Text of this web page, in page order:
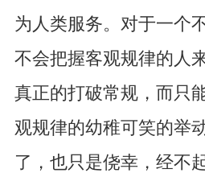
为人类服务。对于一个
不会把握客观规律的人
真正的打破常规，而只
观规律的幼稚可笑的举
了，也只是侥幸，经不